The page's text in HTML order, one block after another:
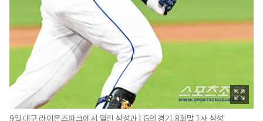
9일 대구 라이온즈파크에서 열린 삼성과 LG의 경기. 8회말 1사 삼성